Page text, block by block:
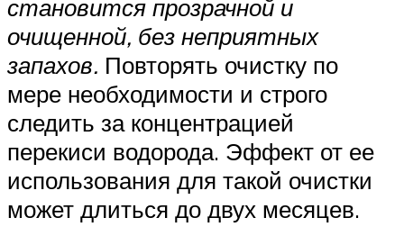
становится прозрачной и
очищенной, без неприятных
запахов. Повторять очистку по
мере необходимости и строго
следить за концентрацией
перекиси водорода. Эффект от ее
использования для такой очистки
может длиться до двух месяцев.